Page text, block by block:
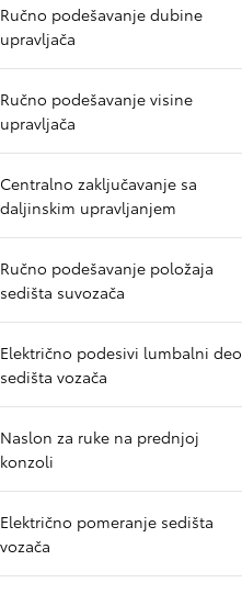
Ručno podešavanje dubine
upravljača
Ručno podešavanje visine
upravljača
Centralno zaključavanje sa
daljinskim upravljanjem
Ručno podešavanje položaja
sedišta suvozača
Električno podesivi lumbalni deo
sedišta vozača
Naslon za ruke na prednjoj
konzoli
Električno pomeranje sedišta
vozača